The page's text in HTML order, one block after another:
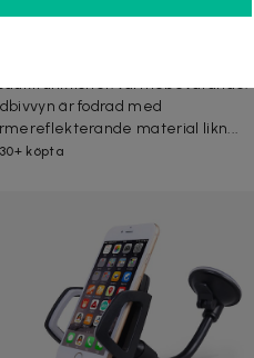
kr499 kr-58%
Emergency Thermal
är fodrad med
material likn...
30+ köpta